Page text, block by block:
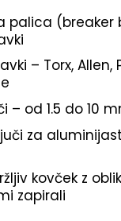
palica
– Torx, Allen,
– od 1.5 do 10
za
kovček z
zapirali